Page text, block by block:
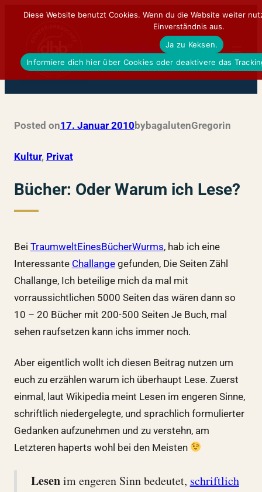
DickerBierBauchDE
Posted on17. Januar 2010bybagalutenGregorin
Kultur, Privat
Bücher: Oder Warum ich Lese?
Bei TraumweltEinesBücherWurms, hab ich eine
Interessante Challangegefunden, Die Seiten Zähl
Challange, Ich beteilige mich da mal mit
vorraussichtlichen 5000 Seiten das wären dann so
10 – 20 Bücher mit 200-500 Seiten Je Buch, mal
sehen raufsetzen kann ichs immer noch.
Aber eigentlich wollt ich diesen Beitrag nutzen um
euch zu erzählen warum ich überhaupt Lese. Zuerst
einmal, laut Wikipedia meint Lesen im engeren Sinne,
schriftlich niedergelegte, und sprachlich formulierter
Gedanken aufzunehmen und zu verstehn, am
Letzteren haperts wohl bei den Meisten
Lesenim engeren Sinn bedeutet, schriftlich
Diese Website benutzt Cookies. Wenn du die Website weiter
Einverständnis aus.
Ja zu Keksen.
Informiere dich hier über Cookies oder deaktivere das